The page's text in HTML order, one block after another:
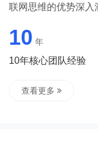
联网思维的优势深入
建设和定制服务，助
转型升级，迎接时代
案型公司，打破传
10 年
10年核心团队经验
查看更多